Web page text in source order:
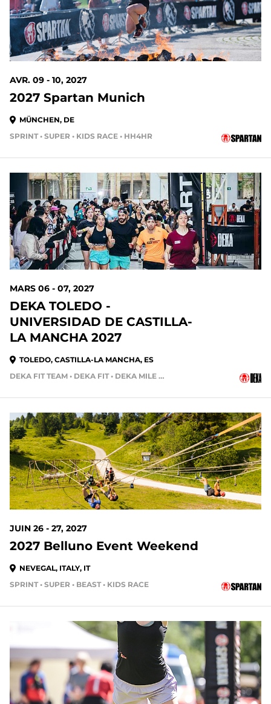
AVR. 09 - 10, 2027
2027 Spartan Munich
MÜNCHEN, DE
SPRINT • SUPER • KIDS RACE • HH4HR
MARS 06 - 07, 2027
DEKA TOLEDO -
UNIVERSIDAD DE CASTILLA-
LA MANCHA 2027
TOLEDO, CASTILLA-LA MANCHA, ES
DEKA FIT TEAM • DEKA FIT • DEKA MILE • DEKA MILE TEAM
JUIN 26 - 27, 2027
2027 Belluno Event Weekend
NEVEGAL, ITALY, IT
SPRINT • SUPER • BEAST • KIDS RACE